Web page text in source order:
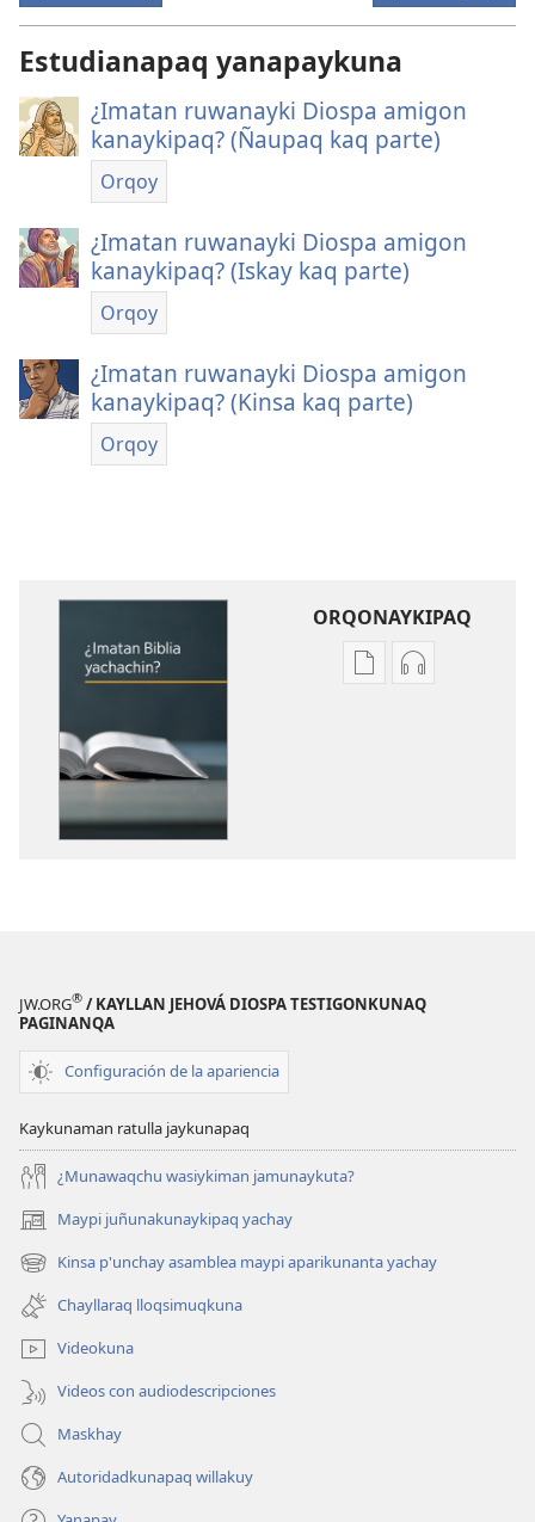
Estudianapaq yanapaykuna
¿Imatan ruwanayki Diospa amigon
kanaykipaq? (Ñaupaq kaq parte)
Orqoy
¿Imatan ruwanayki Diospa amigon
kanaykipaq? (Iskay kaq parte)
Orqoy
¿Imatan ruwanayki Diospa amigon
kanaykipaq? (Kinsa kaq parte)
Orqoy
ORQONAYKIPAQ
Kaypi Kaypin
JW.ORG® / KAYLLAN JEHOVÁ DIOSPA TESTIGONKUNAQ
PAGINANQA
Configuración de la apariencia
Kaykunaman ratulla jaykunapaq
¿Munawaqchu wasiykiman jamunaykuta?
Maypi juñunakunaykipaq yachay
(abre
una
nueva
ventana)
Kinsa p'unchay asamblea maypi aparikunanta yachay
(abre
una
nueva
ventana)
Chayllaraq lloqsimuqkuna
Videokuna
Videos con audiodescripciones
Maskhay
Autoridadkunapaq willakuy